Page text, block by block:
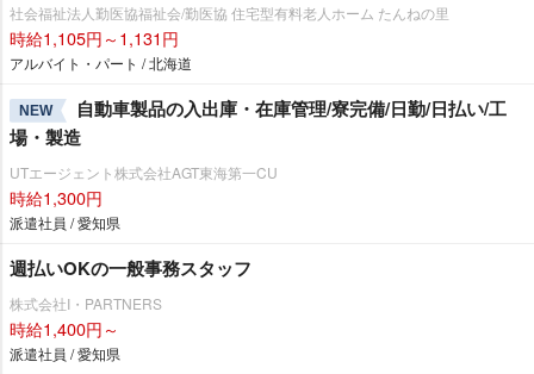
社会福祉法人勤医協福祉会/勤医協 住宅型有料老人ホーム たんねの里
時給1,105円～1,131円
アルバイト・パート / 北海道
NEW
自動車製品の入出庫・在庫管理/寮完備/日勤/日払い/工
場・製造
UTエージェント株式会社AGT東海第一CU
時給1,300円
派遣社員 / 愛知県
週払いOKの一般事務スタッフ
株式会社I・PARTNERS
時給1,400円～
派遣社員 / 愛知県